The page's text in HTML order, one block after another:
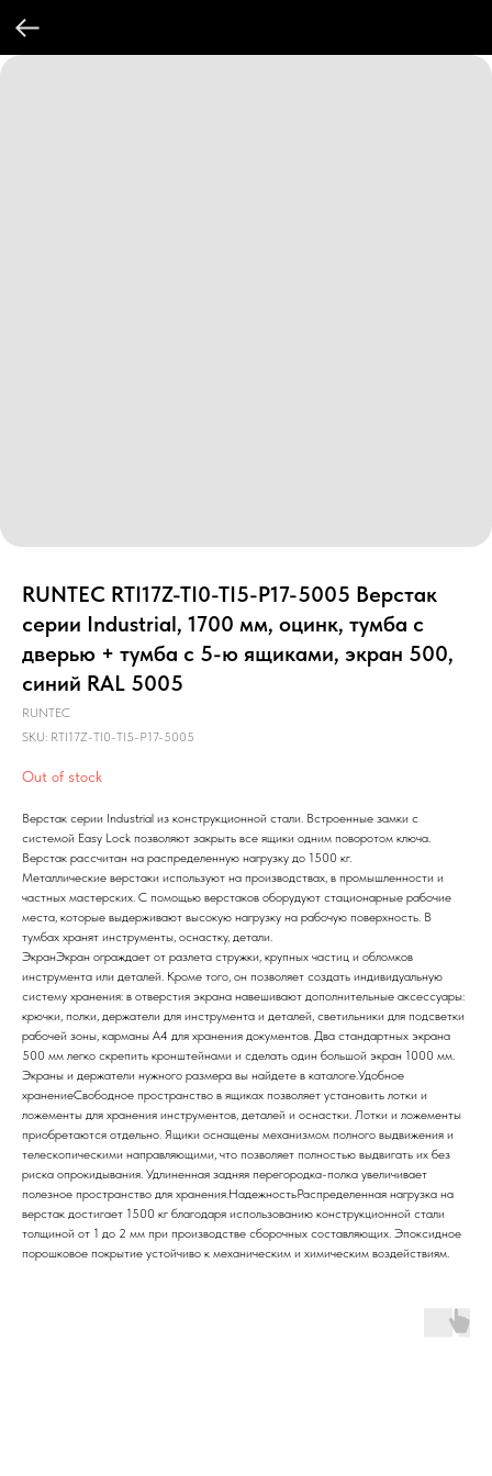
RUNTEC RTI17Z-TI0-TI5-P17-5005 Верстак
серии Industrial, 1700 мм, оцинк, тумба с
дверью + тумба с 5-ю ящиками, экран 500,
синий RAL 5005
RUNTEC
SKU: RTI17Z-TI0-TI5-P17-5005
Out of stock
Верстак серии Industrial из конструкционной стали. Встроенные замки с
системой Easy Lock позволяют закрыть все ящики одним поворотом ключа.
Верстак рассчитан на распределенную нагрузку до 1500 кг.
Металлические верстаки используют на производствах, в промышленности и
частных мастерских. С помощью верстаков оборудуют стационарные рабочие
места, которые выдерживают высокую нагрузку на рабочую поверхность. В
тумбах хранят инструменты, оснастку, детали.
ЭкранЭкран ограждает от разлета стружки, крупных частиц и обломков
инструмента или деталей. Кроме того, он позволяет создать индивидуальную
систему хранения: в отверстия экрана навешивают дополнительные аксессуары:
крючки, полки, держатели для инструмента и деталей, светильники для подсветки
рабочей зоны, карманы А4 для хранения документов. Два стандартных экрана
500 мм легко скрепить кронштейнами и сделать один большой экран 1000 мм.
Экраны и держатели нужного размера вы найдете в каталоге.Удобное
хранениеСвободное пространство в ящиках позволяет установить лотки и
ложементы для хранения инструментов, деталей и оснастки. Лотки и ложементы
приобретаются отдельно. Ящики оснащены механизмом полного выдвижения и
телескопическими направляющими, что позволяет полностью выдвигать их без
риска опрокидывания. Удлиненная задняя перегородка-полка увеличивает
полезное пространство для хранения.НадежностьРаспределенная нагрузка на
верстак достигает 1500 кг благодаря использованию конструкционной стали
толщиной от 1 до 2 мм при производстве сборочных составляющих. Эпоксидное
порошковое покрытие устойчиво к механическим и химическим воздействиям.